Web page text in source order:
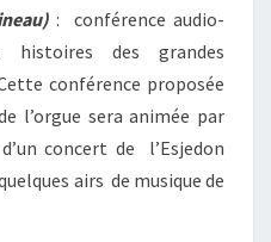
: conférence audio-
des grandes
conférence proposée
l’orgue sera animée par
concert de l’Esjedon
airs de musique de